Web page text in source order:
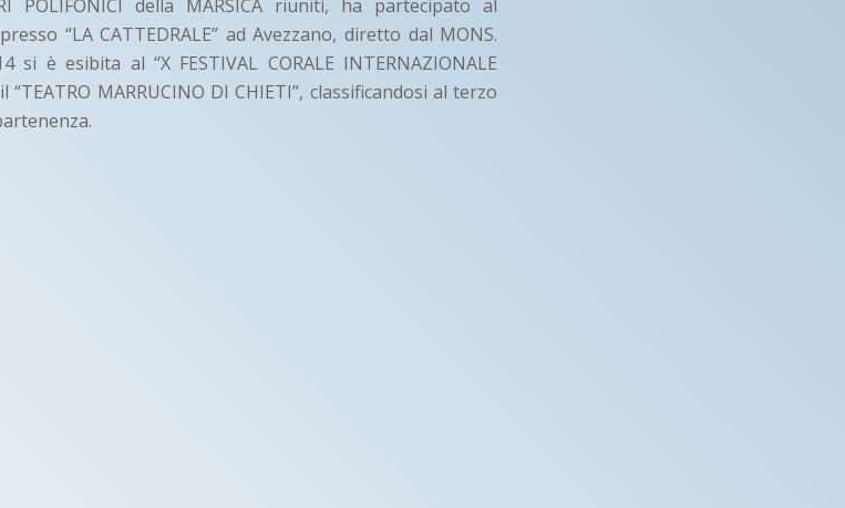
POLIFONICI della MARSICA riuniti, ha partecipato al
“LA CATTEDRALE” ad Avezzano, diretto dal MONS.
si è esibita al “X FESTIVAL CORALE INTERNAZIONALE
“TEATRO MARRUCINO DI CHIETI”, classificandosi al terzo